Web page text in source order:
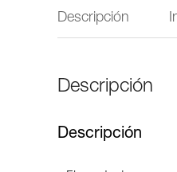
Descripción
Descripción
Descripción